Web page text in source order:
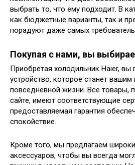
выбрать то, что ему подходит. В
как бюджетные варианты, так и
порадуют даже самых
Покупая с нами, вы
Приобретая холодильник Haier, вы
устройство, которое станет
повседневной жизни. Все товары,
сайте, имеют соответствующие
предоставляемая гарантия
спокойствие.
Кроме того, мы предлагаем
аксессуаров, чтобы вы всегда